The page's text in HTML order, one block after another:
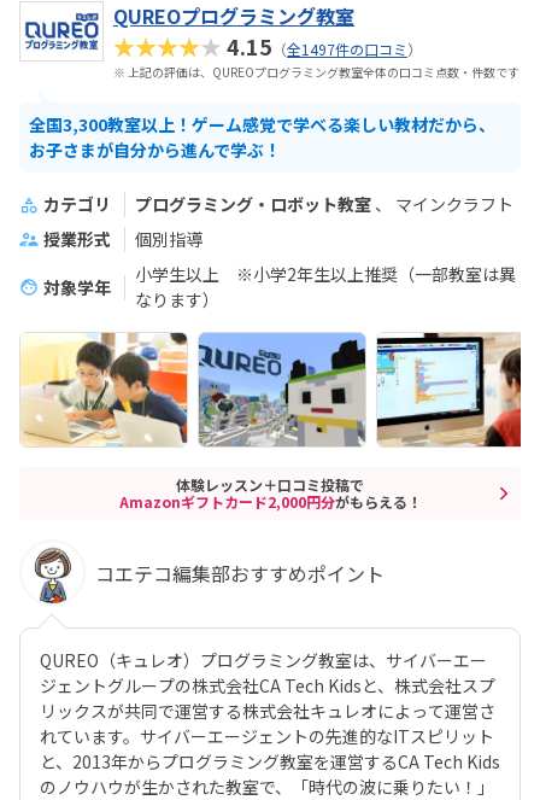
QUREOプログラミング教室
★★★★★4.15 （全1497件の口コミ）
※ 上記の評価は、QUREOプログラミング教室全体の口コミ点数・件数です
全国3,300教室以上！ゲーム感覚で学べる楽しい教材だから、
お子さまが自分から進んで学ぶ！
カテゴリ プログラミング・ロボット教室
マインクラフト
授業形式
個別指導
対象学年
小学生以上 ※小学2年生以上推奨（一部教室は異
なります）
体験レッスン＋口コミ投稿で
Amazonギフトカード2,000円分がもらえる！
コエテコ編集部おすすめポイント
QUREO（キュレオ）プログラミング教室は、サイバーエー
ジェントグループの株式会社CA Tech Kidsと、株式会社スプ
リックスが共同で運営する株式会社キュレオによって運営さ
れています。サイバーエージェントの先進的なITスピリット
と、2013年からプログラミング教室を運営するCA Tech Kids
のノウハウが生かされた教室で、「時代の波に乗りたい！」